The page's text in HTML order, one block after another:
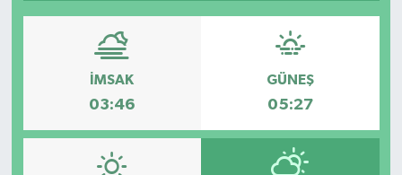
İMSAK
03:46
GÜNEŞ
05:27